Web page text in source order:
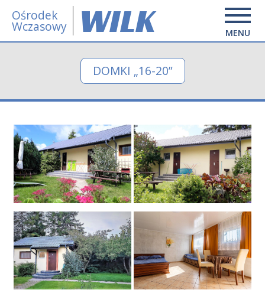
Ośrodek
Wczasowy WILK MENU
DOMKI „16-20”